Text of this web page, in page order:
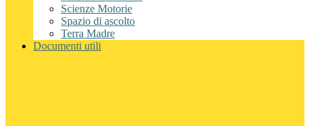
Scienze Motorie
Spazio di ascolto
Terra Madre
Documenti utili